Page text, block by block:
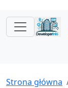
Strona główna